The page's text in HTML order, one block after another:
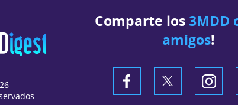
Comparte los 3MDD
amigos!